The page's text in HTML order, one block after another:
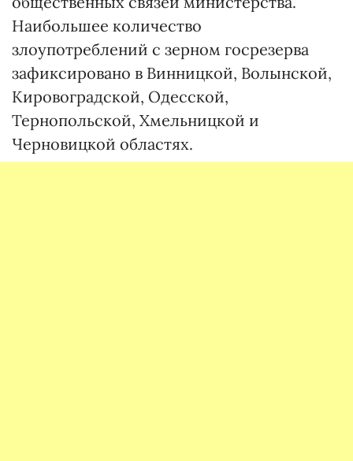
Наибольшее количество
злоупотреблений с зерном госрезерва
зафиксировано в Винницкой, Волынской,
Кировоградской, Одесской,
Тернопольской, Хмельницкой и
Черновицкой областях.